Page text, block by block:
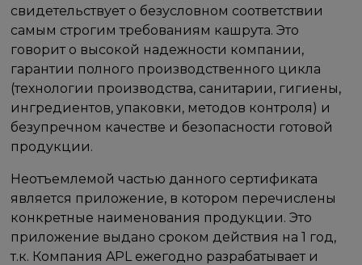
свидетельствует о безусловном соответствии
самым строгим требованиям кашрута. Это
говорит о высокой надежности компании,
гарантии полного производственного цикла
(технологии производства, санитарии, гигиены,
ингредиентов, упаковки, методов контроля) и
безупречном качестве и безопасности готовой
продукции.
Неотъемлемой частью данного сертификата
является приложение, в котором перечислены
конкретные наименования продукции. Это
приложение выдано сроком действия на 1 год,
т.к. Компания APL ежегодно разрабатывает и